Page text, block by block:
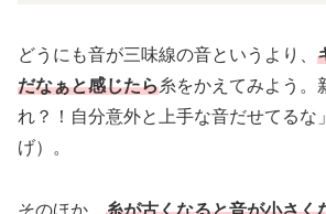
どうにも音が三味線の音というより、
だなぁと感じたら糸をかえてみよう。
れ？！自分意外と上手な音だせてるな
げ）。
そのほか、 糸が古くなると音が小さく